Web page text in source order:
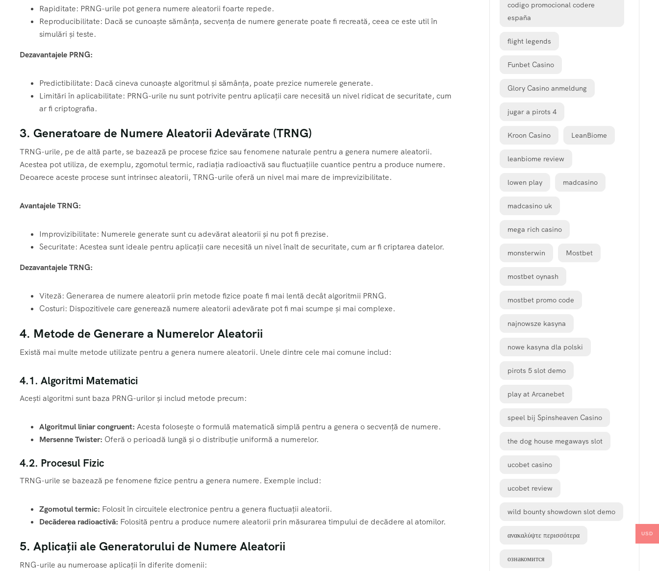
Rapiditate: PRNG-urile pot genera numere aleatorii foarte repede.
Reproducibilitate: Dacă se cunoaște sămânța, secvența de numere generate poate fi recreată, ceea ce este util în
simulări și teste.
Dezavantajele PRNG:
Predictibilitate: Dacă cineva cunoaște algoritmul și sămânța, poate prezice numerele generate.
Limitări în aplicabilitate: PRNG-urile nu sunt potrivite pentru aplicații care necesită un nivel ridicat de securitate, cum
ar fi criptografia.
3. Generatoare de Numere Aleatorii Adevărate (TRNG)
TRNG-urile, pe de altă parte, se bazează pe procese fizice sau fenomene naturale pentru a genera numere aleatorii.
Acestea pot utiliza, de exemplu, zgomotul termic, radiația radioactivă sau fluctuațiile cuantice pentru a produce numere.
Deoarece aceste procese sunt intrinsec aleatorii, TRNG-urile oferă un nivel mai mare de imprevizibilitate.
Avantajele TRNG:
Improvizibilitate: Numerele generate sunt cu adevărat aleatorii și nu pot fi prezise.
Securitate: Acestea sunt ideale pentru aplicații care necesită un nivel înalt de securitate, cum ar fi criptarea datelor.
Dezavantajele TRNG:
Viteză: Generarea de numere aleatorii prin metode fizice poate fi mai lentă decât algoritmii PRNG.
Costuri: Dispozitivele care generează numere aleatorii adevărate pot fi mai scumpe și mai complexe.
4. Metode de Generare a Numerelor Aleatorii
Există mai multe metode utilizate pentru a genera numere aleatorii. Unele dintre cele mai comune includ:
4.1. Algoritmi Matematici
Acești algoritmi sunt baza PRNG-urilor și includ metode precum:
Algoritmul liniar congruent: Acesta folosește o formulă matematică simplă pentru a genera o secvență de numere.
Mersenne Twister: Oferă o perioadă lungă și o distribuție uniformă a numerelor.
4.2. Procesul Fizic
TRNG-urile se bazează pe fenomene fizice pentru a genera numere. Exemple includ:
Zgomotul termic: Folosit în circuitele electronice pentru a genera fluctuații aleatorii.
Decăderea radioactivă: Folosită pentru a produce numere aleatorii prin măsurarea timpului de decădere al atomilor.
5. Aplicații ale Generatorului de Numere Aleatorii
RNG-urile au numeroase aplicații în diferite domenii:
codigo promocional codere
españa
flight legends
Funbet Casino
Glory Casino anmeldung
jugar a pirots 4
Kroon Casino LeanBiome
leanbiome review
lowen play madcasino
madcasino uk
mega rich casino
monsterwin Mostbet
mostbet oynash
mostbet promo code
najnowsze kasyna
nowe kasyna dla polski
pirots 5 slot demo
play at Arcanebet
speel bij Spinsheaven Casino
the dog house megaways slot
ucobet casino
ucobet review
wild bounty showdown slot demo
ανακαλύψτε περισσότερα
ознакомится
USD